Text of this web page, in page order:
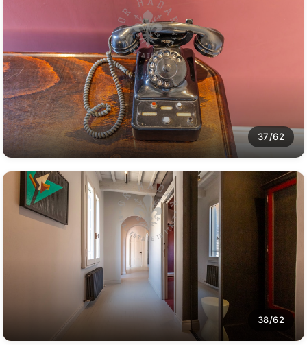
37/62
38/62